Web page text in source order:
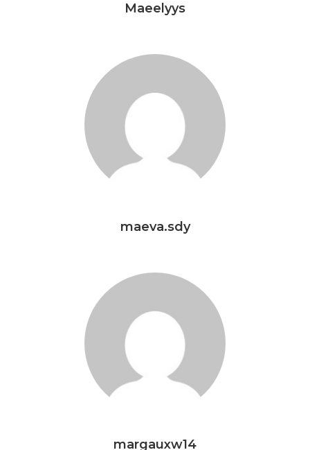
Maeelyys
maeva.sdy
margauxw14